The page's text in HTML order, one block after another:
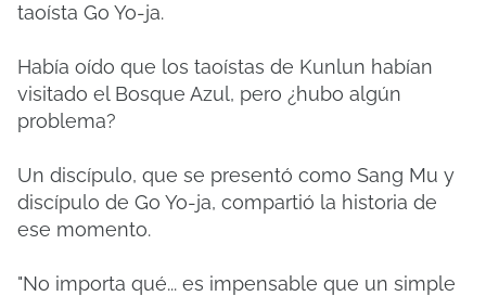
taoísta Go Yo-ja.
Había oído que los taoístas de Kunlun habían
visitado el Bosque Azul, pero ¿hubo algún
problema?
Un discípulo, que se presentó como Sang Mu y
discípulo de Go Yo-ja, compartió la historia de
ese momento.
"No importa qué... es impensable que un simple